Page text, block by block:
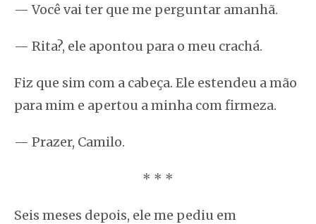
— Você vai ter que me perguntar amanhã.
— Rita?, ele apontou para o meu crachá.
Fiz que sim com a cabeça. Ele estendeu a mão
para mim e apertou a minha com firmeza.
— Prazer, Camilo.
* * *
Seis meses depois, ele me pediu em